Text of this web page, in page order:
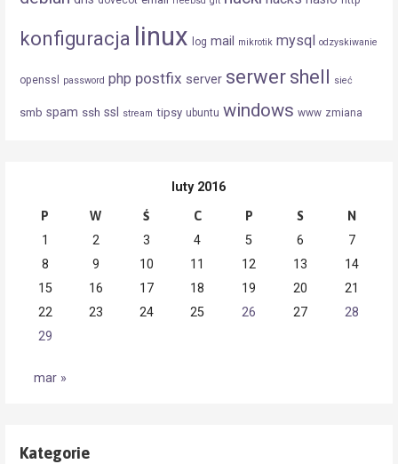
konfiguracja linux log mail mikrotik mysql odzyskiwanie
openssl password php postfix server serwer shell sieć
smb spam ssh ssl stream tipsy ubuntu windows www zmiana
luty 2016
P W Ś C P S N
1 2 3 4 5 6
7
8
9 10 11 12 13
14
15
16 17 18 19 20
21
22
23 24 25 26 27
28
29
mar »
Kategorie